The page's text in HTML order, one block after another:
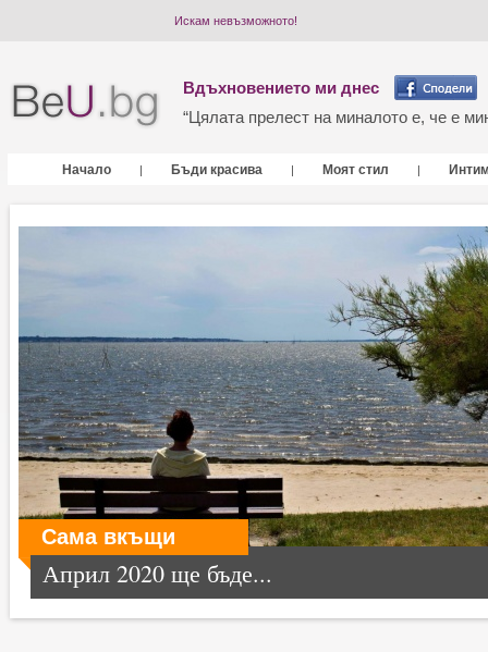
Искам невъзможното!
Вдъхновението ми днес
“Цялата прелест на миналото е, че е
Начало | Бъди красива | Моят стил |
Сама вкъщи
Април 2020 ще бъде...